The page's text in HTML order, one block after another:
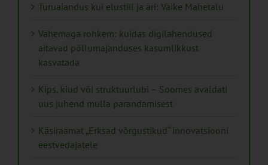
Turuaiandus kui elustiil ja äri: Väike Mahetalu
Vähemaga rohkem: kuidas digilahendused
aitavad põllumajanduses kasumlikkust
kasvatada
Kips, kiud või struktuurlubi – Soomes avaldati
uus juhend mulla parandamisest
Käsiraamat „Erksad võrgustikud“ innovatsiooni
eestvedajatele